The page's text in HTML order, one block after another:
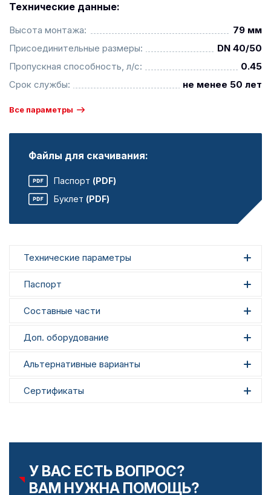
Технические данные:
Высота монтажа:
79 мм
Присоединительные размеры:
DN 40/50
Пропускная способность, л/с:
0.45
Срок службы:
не менее 50 лет
Все параметры
Файлы для скачивания:
Паспорт (PDF)
Буклет (PDF)
Технические параметры
Паспорт
Составные части
Доп. оборудование
Альтернативные варианты
Сертификаты
У ВАС ЕСТЬ ВОПРОС?
ВАМ НУЖНА ПОМОЩЬ?